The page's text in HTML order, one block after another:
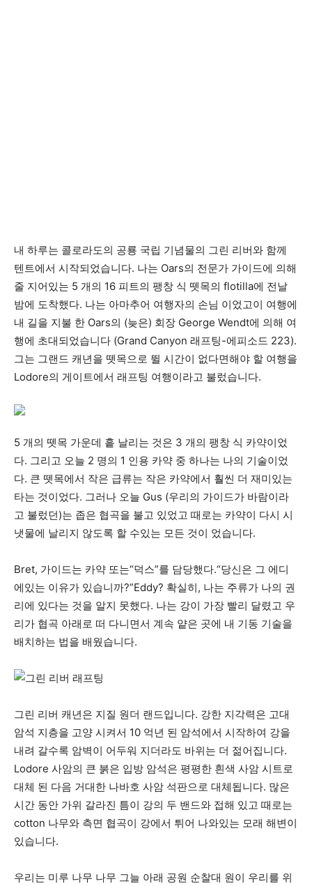
내 하루는 콜로라도의 공룡 국립 기념물의 그린 리버와 함께
텐트에서 시작되었습니다. 나는 Oars의 전문가 가이드에 의해
줄 지어있는 5 개의 16 피트의 팽창 식 뗏목의 flotilla에 전날
밤에 도착했다. 나는 아마추어 여행자의 손님 이었고이 여행에
내 길을 지불 한 Oars의 (늦은) 회장 George Wendt에 의해 여
행에 초대되었습니다 (Grand Canyon 래프팅-에피소드 223).
그는 그랜드 캐년을 뗏목으로 뛸 시간이 없다면해야 할 여행을
Lodore의 게이트에서 래프팅 여행이라고 불렀습니다.
5 개의 뗏목 가운데 흩 날리는 것은 3 개의 팽창 식 카약이었
다. 그리고 오늘 2 명의 1 인용 카약 중 하나는 나의 기술이었
다. 큰 뗏목에서 작은 급류는 작은 카약에서 훨씬 더 재미있는
타는 것이었다. 그러나 오늘 Gus (우리의 가이드가 바람이라
고 불렀던)는 좁은 협곡을 불고 있었고 때로는 카약이 다시 시
냇물에 날리지 않도록 할 수있는 모든 것이 었습니다.
Bret, 가이드는 카약 또는“덕스”를 담당했다.“당신은 그 에디
에있는 이유가 있습니까?”Eddy? 확실히, 나는 주류가 나의 권
리에 있다는 것을 알지 못했다. 나는 강이 가장 빨리 달렸고 우
리가 협곡 아래로 떠 다니면서 계속 얕은 곳에 내 기동 기술을
배치하는 법을 배웠습니다.
그린 리버 캐년은 지질 원더 랜드입니다. 강한 지각력은 고대
암석 지층을 고양 시켜서 10 억년 된 암석에서 시작하여 강을
내려 갈수록 암벽이 어두워 지더라도 바위는 더 젊어집니다.
Lodore 사암의 큰 붉은 입방 암석은 평평한 흰색 사암 시트로
대체 된 다음 거대한 나바호 사암 석판으로 대체됩니다. 많은
시간 동안 가위 갈라진 틈이 강의 두 밴드와 접해 있고 때로는
cotton 나무와 측면 협곡이 강에서 튀어 나와있는 모래 해변이
있습니다.
우리는 미루 나무 나무 그늘 아래 공원 순찰대 원이 우리를 위